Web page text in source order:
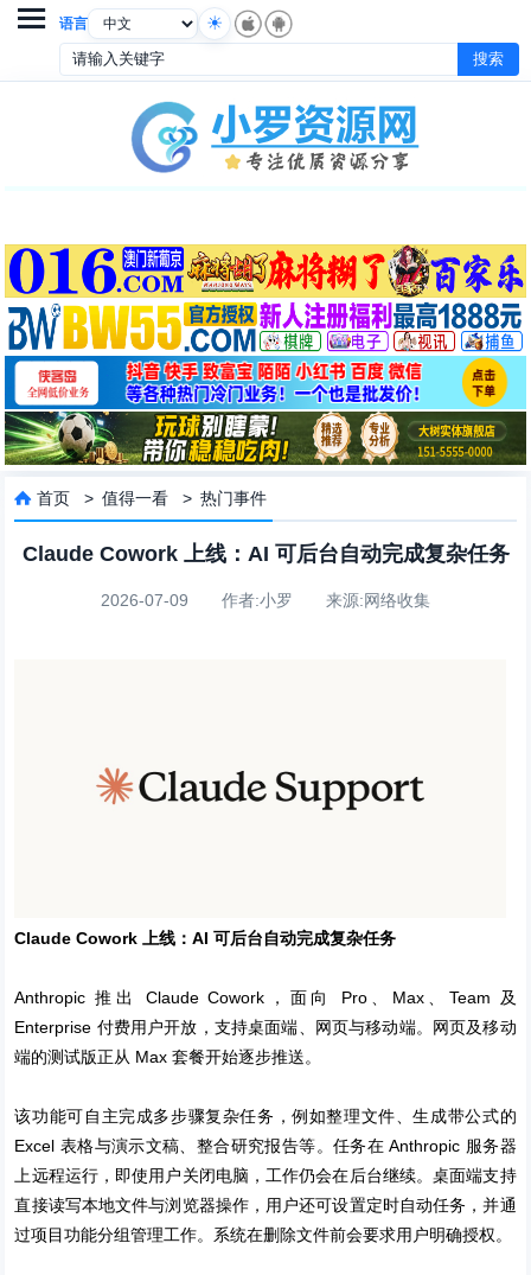
语言

 首页 >值得一看 >热门事件
Claude Cowork 上线：AI 可后台自动完成复杂任务
2026-07-09 作者:小罗 来源:网络收集
Claude Cowork 上线：AI 可后台自动完成复杂任务
Anthropic 推出 Claude Cowork，面向 Pro、Max、Team 及
Enterprise 付费用户开放，支持桌面端、网页与移动端。网页及移动
端的测试版正从 Max 套餐开始逐步推送。
该功能可自主完成多步骤复杂任务，例如整理文件、生成带公式的
Excel 表格与演示文稿、整合研究报告等。任务在 Anthropic 服务器
上远程运行，即使用户关闭电脑，工作仍会在后台继续。桌面端支持
直接读写本地文件与浏览器操作，用户还可设置定时自动任务，并通
过项目功能分组管理工作。系统在删除文件前会要求用户明确授权。